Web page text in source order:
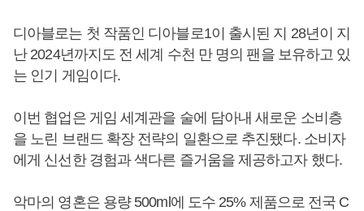
디아블로는 첫 작품인 디아블로1이 출시된 지 28년이 지
난 2024년까지도 전 세계 수천 만 명의 팬을 보유하고 있
는 인기 게임이다.
이번 협업은 게임 세계관을 술에 담아내 새로운 소비층
을 노린 브랜드 확장 전략의 일환으로 추진됐다. 소비자
에게 신선한 경험과 색다른 즐거움을 제공하고자 했다.
악마의 영혼은 용량 500ml에 도수 25% 제품으로 전국 C